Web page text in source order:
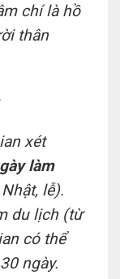
chí là hồ
thân
xét
làm
lễ).
du lịch (từ
có thể
ngày.